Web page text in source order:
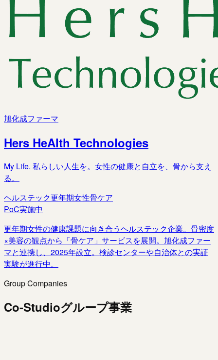
旭化成ファーマ
Hers HeAlth Technologies
My Life. 私らしい人生を。女性の健康と自立を、骨から支え
る。
ヘルステック更年期女性骨ケア
PoC実施中
更年期女性の健康課題に向き合うヘルステック企業。骨密度
×美容の観点から「骨ケア」サービスを展開。旭化成ファー
マと連携し、2025年設立。検診センターや自治体との実証
実験が進行中。
Group Companies
Co-Studioグループ事業